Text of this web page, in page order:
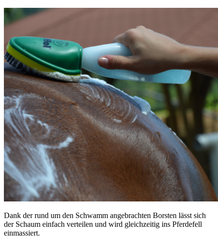
Dank der rund um den Schwamm angebrachten Borsten lässt sich
der Schaum einfach verteilen und wird gleichzeitig ins Pferdefell
einmassiert.